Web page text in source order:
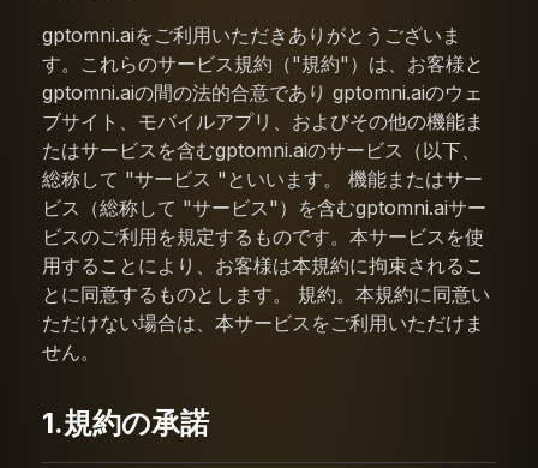
gptomni.aiをご利用いただきありがとうございま
す。これらのサービス規約（"規約"）は、お客様と
gptomni.aiの間の法的合意であり gptomni.aiのウェ
ブサイト、モバイルアプリ、およびその他の機能ま
たはサービスを含むgptomni.aiのサービス（以下、
総称して "サービス "といいます。 機能またはサー
ビス（総称して "サービス"）を含むgptomni.aiサー
ビスのご利用を規定するものです。本サービスを使
用することにより、お客様は本規約に拘束されるこ
とに同意するものとします。 規約。本規約に同意い
ただけない場合は、本サービスをご利用いただけま
せん。
1.規約の承諾